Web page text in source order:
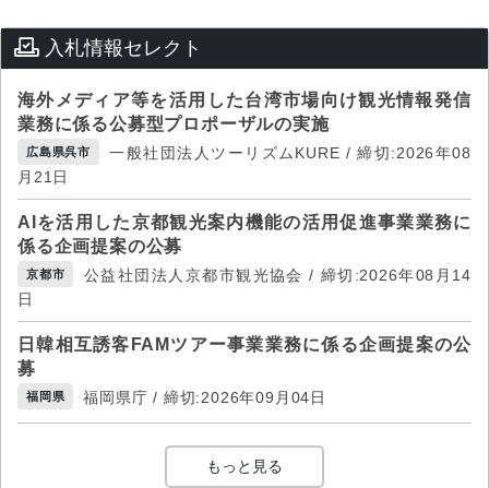
入札情報セレクト
海外メディア等を活用した台湾市場向け観光情報発信
業務に係る公募型プロポーザルの実施
広島県呉市
一般社団法人ツーリズムKURE / 締切:2026年08
月21日
AIを活用した京都観光案内機能の活用促進事業業務に
係る企画提案の公募
京都市
公益社団法人京都市観光協会 / 締切:2026年08月14
日
日韓相互誘客FAMツアー事業業務に係る企画提案の公
募
福岡県 福岡県庁 / 締切:2026年09月04日
もっと見る